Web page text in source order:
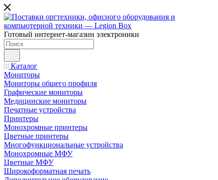
Готовый интернет-магазин электроники
Каталог
Мониторы
Мониторы общего профиля
Графические мониторы
Медицинские мониторы
Печатные устройства
Принтеры
Моноxромныe принтеры
Цвeтныe принтеры
Многофункциональные устройства
Монохромные МФУ
Цветные МФУ
Широкоформатная печать